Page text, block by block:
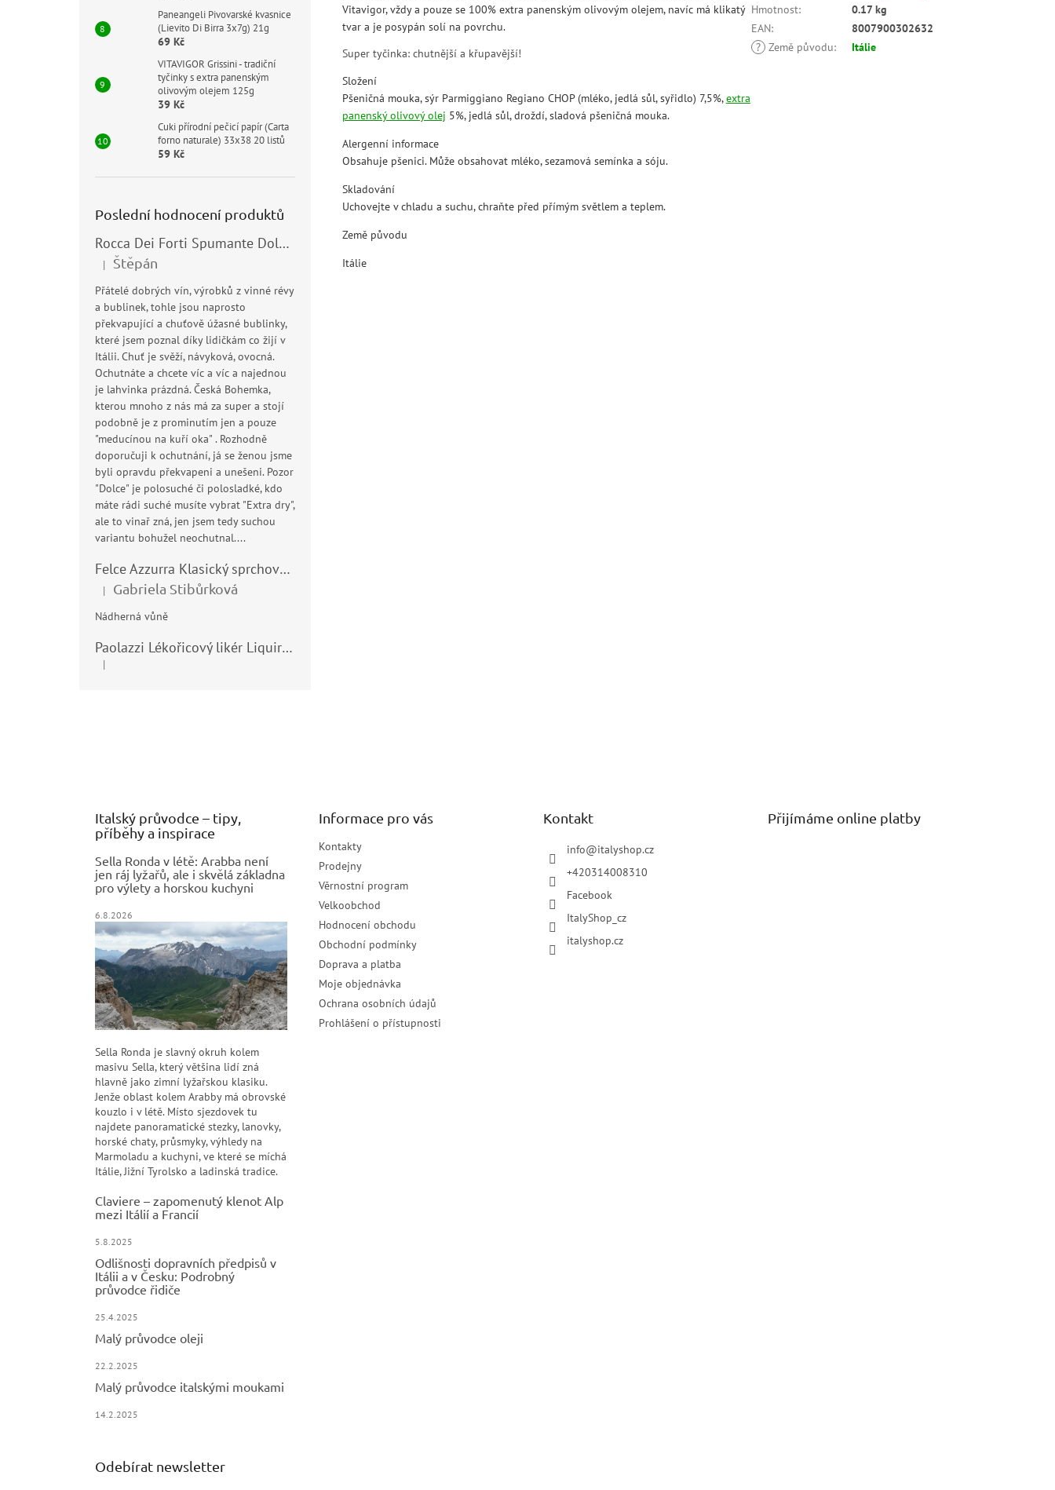
Paneangeli Pivovarské kvasnice
(Lievito Di Birra 3x7g) 21g
69 Kč
VITAVIGOR Grissini - tradiční
tyčinky s extra panenským
olivovým olejem 125g
39 Kč
Cuki přírodní pečicí papír (Carta
forno naturale) 33x38 20 listů
59 Kč
Poslední hodnocení produktů
Rocca Dei Forti Spumante Dolce 11,5% 0,75l
Hodnocení produktu je 5 z 5 hvězdiček.
| Štěpán
Přátelé dobrých vín, výrobků z vinné révy
a bublinek, tohle jsou naprosto
překvapující a chuťově úžasné bublinky,
které jsem poznal díky lidičkám co žijí v
Itálii. Chuť je svěží, návyková, ovocná.
Ochutnáte a chcete víc a víc a najednou
je lahvinka prázdná. Česká Bohemka,
kterou mnoho z nás má za super a stojí
podobně je z prominutím jen a pouze
"meducínou na kuří oka" . Rozhodně
doporučuji k ochutnání, já se ženou jsme
byli opravdu překvapeni a unešeni. Pozor
"Dolce" je polosuché či polosladké, kdo
máte rádi suché musíte vybrat "Extra dry",
ale to vinař zná, jen jsem tedy suchou
variantu bohužel neochutnal....
Felce Azzurra Klasický sprchový gel - doccia gel 400ml
Hodnocení produktu je 5 z 5 hvězdiček.
| Gabriela Stibůrková
Nádherná vůně
Paolazzi Lékořicový likér Liquirizia 24% 0,7L
Hodnocení produktu je 5 z 5 hvězdiček.
|
Vitavigor, vždy a pouze se 100% extra panenským olivovým olejem, navíc má klikatý
tvar a je posypán solí na povrchu.
Super tyčinka: chutnější a křupavější!
Složení
Pšeničná mouka, sýr Parmiggiano Regiano CHOP (mléko, jedlá sůl, syřidlo) 7,5%,extra
panenský olivový olej 5%, jedlá sůl, droždí, sladová pšeničná mouka.
Alergenní informace
Obsahuje pšenici. Může obsahovat mléko, sezamová semínka a sóju.
Skladování
Uchovejte v chladu a suchu, chraňte před přímým světlem a teplem.
Země původu
Itálie
Hmotnost:
0.17 kg
EAN:
8007900302632
? Země původu: Itálie
Italský průvodce – tipy,
příběhy a inspirace
Sella Ronda v létě: Arabba není
jen ráj lyžařů, ale i skvělá základna
pro výlety a horskou kuchyni
6.8.2026
Sella Ronda je slavný okruh kolem
masivu Sella, který většina lidí zná
hlavně jako zimní lyžařskou klasiku.
Jenže oblast kolem Arabby má obrovské
kouzlo i v létě. Místo sjezdovek tu
najdete panoramatické stezky, lanovky,
horské chaty, průsmyky, výhledy na
Marmoladu a kuchyni, ve které se míchá
Itálie, Jižní Tyrolsko a ladinská tradice.
Claviere – zapomenutý klenot Alp
mezi Itálií a Francií
5.8.2025
Odlišnosti dopravních předpisů v
Itálii a v Česku: Podrobný
průvodce řidiče
25.4.2025
Malý průvodce oleji
22.2.2025
Malý průvodce italskými moukami
14.2.2025
Informace pro vás
Kontakty
Prodejny
Věrnostní program
Velkoobchod
Hodnocení obchodu
Obchodní podmínky
Doprava a platba
Moje objednávka
Ochrana osobních údajů
Prohlášení o přístupnosti
Kontakt
info@italyshop.cz
+420314008310
Facebook
ItalyShop_cz
italyshop.cz
Přijímáme online platby
Odebírat newsletter